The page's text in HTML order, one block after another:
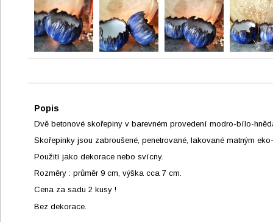
Popis
Dvě betonové skořepiny v barevném provedení modro-bílo-
Skořepinky jsou zabroušené, penetrované, lakované matným
Použití jako dekorace nebo svícny.
Rozměry : průměr 9 cm, výška cca 7 cm.
Cena za sadu 2 kusy !
Bez dekorace.